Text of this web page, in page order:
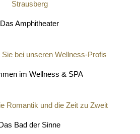
Das Amphitheater
im Wellness & SPA
Bad der Sinne